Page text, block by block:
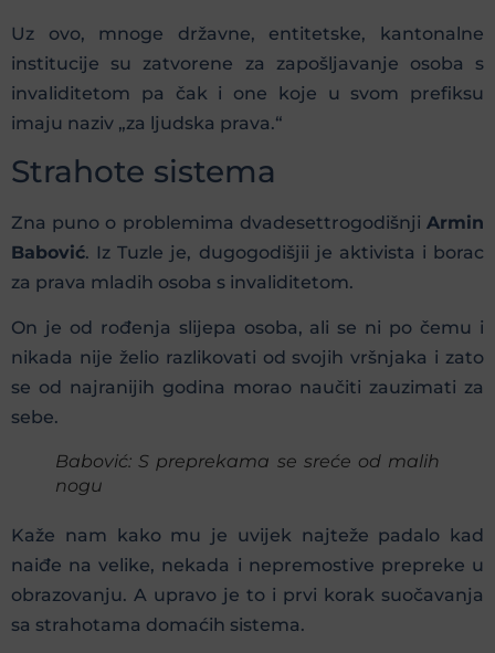
Uz ovo, mnoge državne, entitetske, kantonalne
institucije su zatvorene za zapošljavanje osoba s
invaliditetom pa čak i one koje u svom prefiksu
imaju naziv „za ljudska prava.“
Strahote sistema
Zna puno o problemima dvadesettrogodišnji Armin
Babović. Iz Tuzle je, dugogodišjii je aktivista i borac
za prava mladih osoba s invaliditetom.
On je od rođenja slijepa osoba, ali se ni po čemu i
nikada nije želio razlikovati od svojih vršnjaka i zato
se od najranijih godina morao naučiti zauzimati za
sebe.
Babović: S preprekama se sreće od malih
nogu
Kaže nam kako mu je uvijek najteže padalo kad
naiđe na velike, nekada i nepremostive prepreke u
obrazovanju. A upravo je to i prvi korak suočavanja
sa strahotama domaćih sistema.